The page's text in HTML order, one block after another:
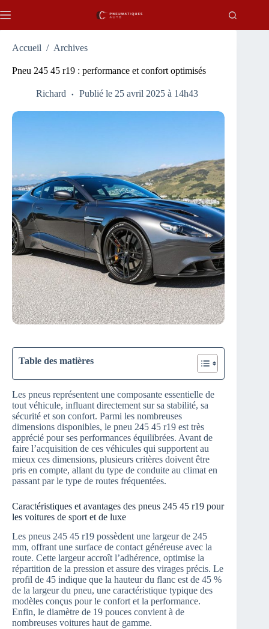
au
Accueil / Archives
Pneu 245 45 r19 : performance et confort optimisés
Richard Publié le 25 avril 2025 à 14h43
Table des matières
Les pneus représentent une composante essentielle de
tout véhicule, influant directement sur sa stabilité, sa
sécurité et son confort. Parmi les nombreuses
dimensions disponibles, le pneu 245 45 r19 est très
apprécié pour ses performances équilibrées. Avant de
faire l’acquisition de ces véhicules qui supportent au
mieux ces dimensions, plusieurs critères doivent être
pris en compte, allant du type de conduite au climat en
passant par le type de routes fréquentées.
Caractéristiques et avantages des pneus 245 45 r19 pour
les voitures de sport et de luxe
Les pneus 245 45 r19 possèdent une largeur de 245
mm, offrant une surface de contact généreuse avec la
route. Cette largeur accroît l’adhérence, optimise la
répartition de la pression et assure des virages précis. Le
profil de 45 indique que la hauteur du flanc est de 45 %
de la largeur du pneu, une caractéristique typique des
modèles conçus pour le confort et la performance.
Enfin, le diamètre de 19 pouces convient à de
nombreuses voitures haut de gamme.